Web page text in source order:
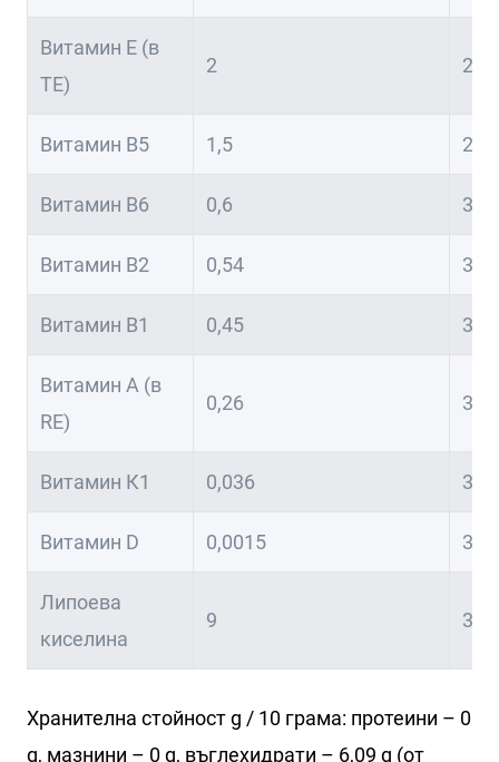
Витамин Е (в
TE)
2 201
Витамин В5 1,5
Витамин В6 0,6 301
Витамин В2 0,54
Витамин В1 0,45 321
Витамин А (в
RE)
0,26
Витамин К1 0,036 302
Витамин D 0,0015 301
Липоева
киселина
9 302
Хранителна стойност g / 10 грама: протеини – 0
g, мазнини – 0 g, въглехидрати – 6,09 g (от